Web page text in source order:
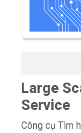
Large
Service
Công cụ Tìm